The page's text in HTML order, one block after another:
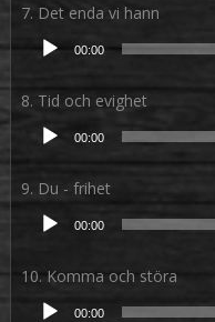
7. Det enda vi hann
Ljudspelare
00:00
8. Tid och evighet
Ljudspelare
00:00
9. Du - frihet
Ljudspelare
00:00
10. Komma och störa
Ljudspelare
00:00